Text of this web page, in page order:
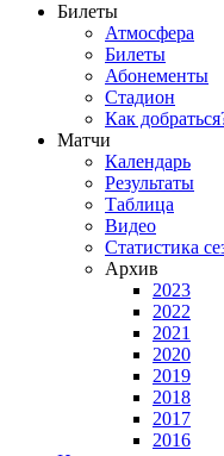
Билеты
Атмосфера
Билеты
Абонементы
Стадион
Как
Матчи
Календарь
Результаты
Таблица
Видео
Статистика
Архив
2023
2022
2021
2020
2019
2018
2017
2016